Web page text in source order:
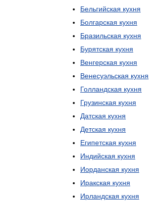
Бельгийская кухня
Болгарская кухня
Бразильская кухня
Бурятская кухня
Венгерская кухня
Венесуэльская кухня
Голландская кухня
Грузинская кухня
Датская кухня
Детская кухня
Египетская кухня
Индийская кухня
Иорданская кухня
Иракская кухня
Ирландская кухня